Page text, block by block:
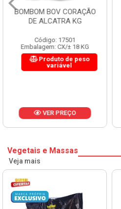
BOMBOM BOV CORAÇÃO
DE ALCATRA KG
Código: 17501
Embalagem: CX/± 18 KG
Produto de peso
variável
VER PREÇO
Vegetais e Massas
Veja mais